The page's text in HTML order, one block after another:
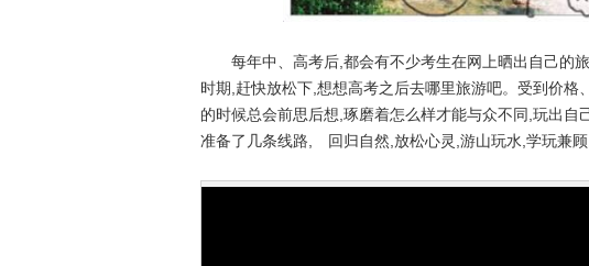
每年中、高考后,都会有不少考生在网上晒出自己的
时期,赶快放松下,想想高考之后去哪里旅游吧。受到价
的时候总会前思后想,琢磨着怎么样才能与众不同,玩出
准备了几条线路, 回归自然,放松心灵,游山玩水,学玩兼顾